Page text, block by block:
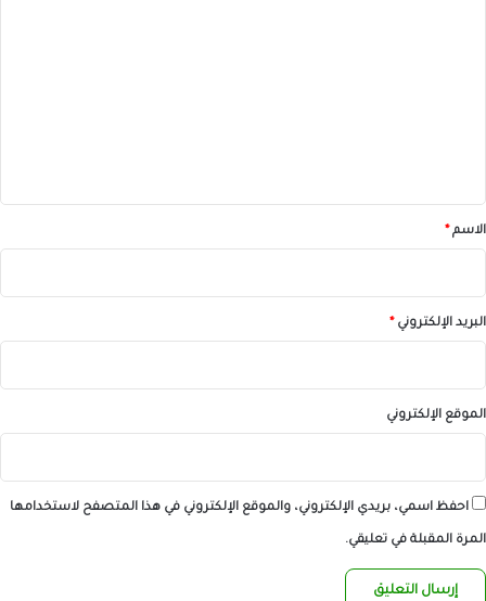
*الاسم*
البريد الإلكتروني*
الموقع الإلكتروني
احفظ اسمي، بريدي الإلكتروني، والموقع الإلكتروني في هذا المتصفح لاستخدامها
المرة المقبلة في تعليقي.